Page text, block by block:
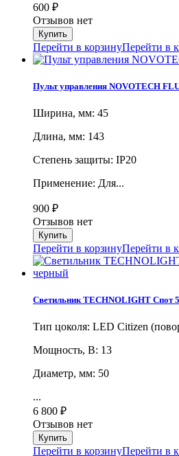
600 ₽
Отзывов нет
Перейти в корзинуПерейти в
Пульт управления NOVOTECH
Ширина, мм: 45
Длина, мм: 143
Степень защиты: IP20
Применение: Для...
900 ₽
Отзывов нет
Перейти в корзинуПерейти в
Светильник TECHNOLIGHT Спот
Тип цоколя: LED Citizen
Мощность, В: 13
Диаметр, мм: 50
...
6 800 ₽
Отзывов нет
Перейти в корзинуПерейти в